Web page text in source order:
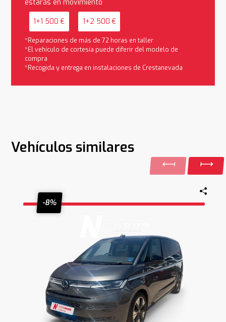
estarás en movimiento
1+1 500 € 1+2 500 €
*Reparaciones de más de 72 horas en taller
*El vehículo de cortesía puede diferir del modelo de
compra
*Recogida y entrega en instalaciones de Crestanevada
Vehículos similares
-8%